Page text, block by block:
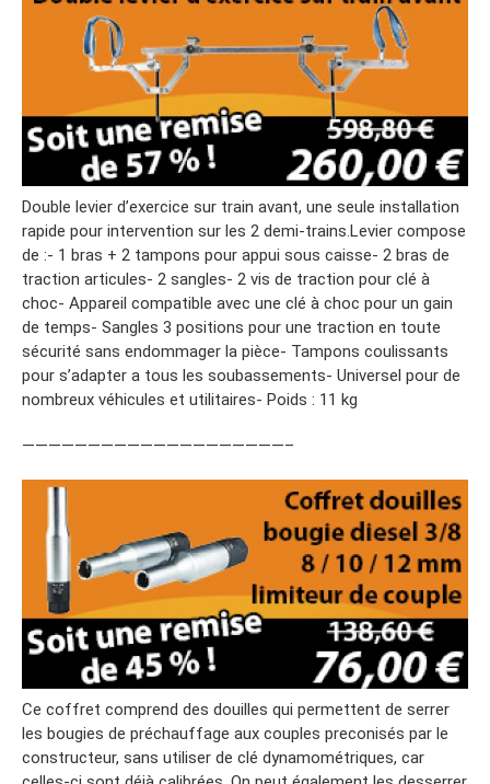
Double levier d’exercice sur train avant, une seule installation
rapide pour intervention sur les 2 demi-trains.Levier compose
de :- 1 bras + 2 tampons pour appui sous caisse- 2 bras de
traction articules- 2 sangles- 2 vis de traction pour clé à
choc- Appareil compatible avec une clé à choc pour un gain
de temps- Sangles 3 positions pour une traction en toute
sécurité sans endommager la pièce- Tampons coulissants
pour s’adapter a tous les soubassements- Universel pour de
nombreux véhicules et utilitaires- Poids : 11 kg
————————————————————–
Ce coffret comprend des douilles qui permettent de serrer
les bougies de préchauffage aux couples preconisés par le
constructeur, sans utiliser de clé dynamométriques, car